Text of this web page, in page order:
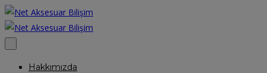
Hakkımızda